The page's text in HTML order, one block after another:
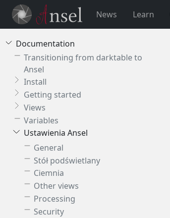
News Learn
Documentation
Transitioning from darktable to
Ansel
Install
Getting started
Views
Variables
Ustawienia Ansel
General
Stół podświetlany
Ciemnia
Other views
Processing
Security